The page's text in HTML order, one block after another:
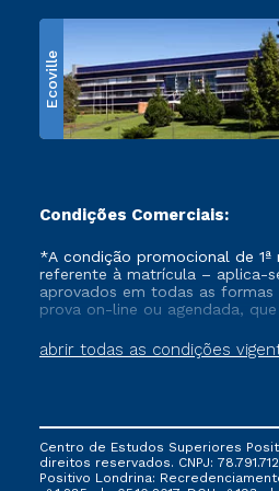
Ecoville
Condições Comerciais:
abrir todas as condições
*A condição promocional de 1ª
referente à matrícula – aplica-
aprovados em todas as formas
prova on-line ou agendada,
vigente, que ainda não tenham
tenham cancelado ou trancado
via FIES, Prouni e outros
não se acumula com nenhuma
ofertada pela Instituição.
Centro de Estudos Superiores
direitos reservados. CNPJ:
Positivo Londrina: